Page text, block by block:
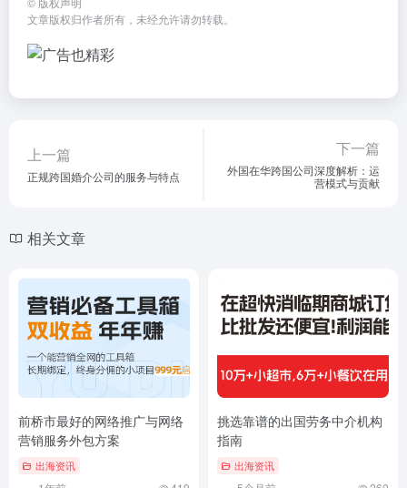
文章版权归作者所有，未经允许请勿转载。
上一篇
正规跨国婚介公司的服务与特点
下一篇
外国在华跨国公司深度解析：运
营模式与贡献
相关文章
前桥市最好的网络推广与网络
营销服务外包方案
出海资讯
挑选靠谱的出国劳务中介机构
指南
出海资讯